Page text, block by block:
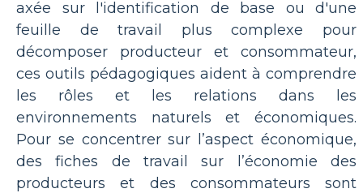
axée sur l'identification de base ou d'une
feuille de travail plus complexe pour
décomposer producteur et consommateur,
ces outils pédagogiques aident à comprendre
les rôles et les relations dans les
environnements naturels et économiques.
Pour se concentrer sur l’aspect économique,
des fiches de travail sur l’économie des
producteurs et des consommateurs sont